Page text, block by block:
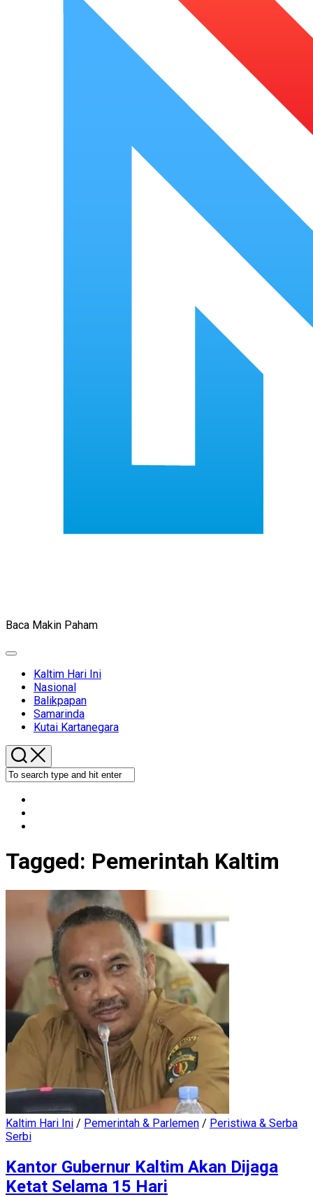
Baca Makin Paham
Expand
Kaltim Hari Ini
Nasional
Balikpapan
Samarinda
Kutai Kartanegara
Tagged: Pemerintah Kaltim
Kaltim Hari Ini / Pemerintah & Parlemen / Peristiwa & Serba
Serbi
Kantor Gubernur Kaltim Akan Dijaga
Ketat Selama 15 Hari